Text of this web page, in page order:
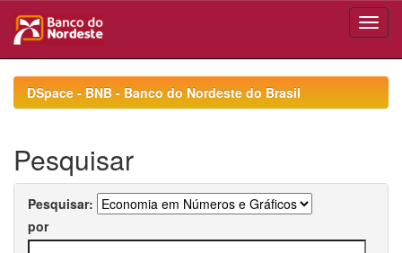
navigationDSpace - BNB - Banco do Nordeste do Brasil
Pesquisar
Pesquisar:
por